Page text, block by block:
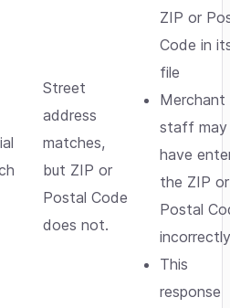
Street
address
matches,
but ZIP or
Postal Code
does not.
ZIP or
Code in
file
Merchant
staff may
have
the ZIP or
Postal
This
response